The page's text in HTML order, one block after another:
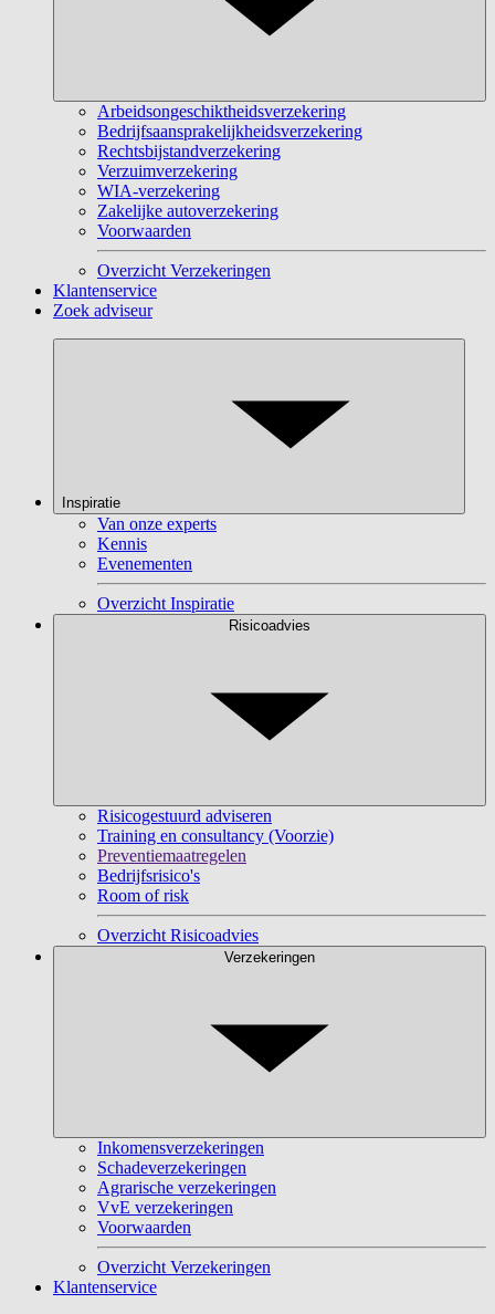
Arbeidsongeschiktheidsverzekering
Bedrijfsaansprakelijkheidsverzekering
Rechtsbijstandverzekering
Verzuimverzekering
WIA-verzekering
Zakelijke autoverzekering
Voorwaarden
Overzicht Verzekeringen
Klantenservice
Zoek adviseur
Inspiratie
Van onze experts
Kennis
Evenementen
Overzicht Inspiratie
Risicoadvies
Risicogestuurd adviseren
Training en consultancy (Voorzie)
Preventiemaatregelen
Bedrijfsrisico's
Room of risk
Overzicht Risicoadvies
Verzekeringen
Inkomensverzekeringen
Schadeverzekeringen
Agrarische verzekeringen
VvE verzekeringen
Voorwaarden
Overzicht Verzekeringen
Klantenservice